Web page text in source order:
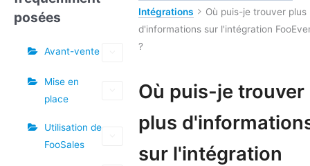
posées
Avant-vente
Mise en
place
Utilisation de
FooSales
Intégrations
Où puis-je trouver plus
d'informations sur l'intégration
?
Où puis-je trouver
plus
sur l'intégration
Étiquettes
navigation